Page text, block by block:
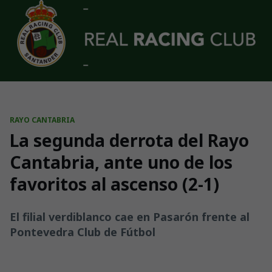
Skip to main content
RAYO CANTABRIA
La segunda derrota del Rayo
Cantabria, ante uno de los
favoritos al ascenso (2-1)
El filial verdiblanco cae en Pasarón frente al
Pontevedra Club de Fútbol